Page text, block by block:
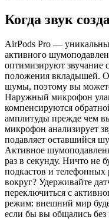
Когда звук
AirPods Pro —
активного
оптимизируют звучание
положения вкладышей.
шумы, поэтому вы
Наружный микрофон
компенсируются
амплитуды прежде чем
микрофон анализирует
подавляет оставшийся
Активное
раз в секунду. Ничто не
подкастов и телефонных
вокруг? Удерживайте
переключиться с
режим: внешний мир
если бы вы общались